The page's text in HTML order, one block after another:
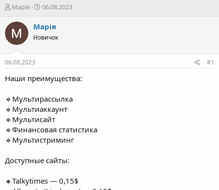
А
т
о
р
е
ы
Марія
Д
т
н
л
06.08.2023
Марія
Новичок
06.08.2023 #1
Наши преимущества:
🔹Мультирассылка
🔹Мультиаккаунт
🔹Мультисайт
🔹Финансовая статистика
🔹Мультистриминг
Доступные сайты:
🔸Talkytimes — 0,15$